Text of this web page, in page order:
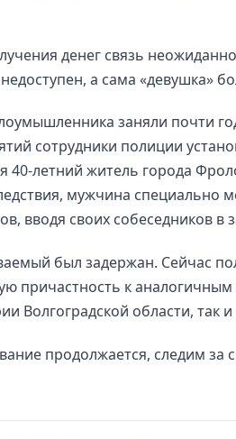
денег связь
а сама «девушка»
заняли почти
сотрудники полиции
40-летний житель города
мужчина специально
вводя своих собеседников в
был задержан. Сейчас
причастность к
Волгоградской области, так
продолжается, следим за